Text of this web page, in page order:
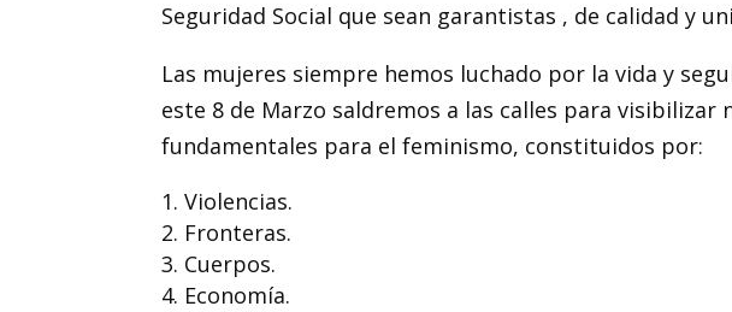
Seguridad Social que sean garantistas , de calidad y
Las mujeres siempre hemos luchado por la vida y
este 8 de Marzo saldremos a las calles para visibilizar
fundamentales para el feminismo, constituidos por:
Violencias.
Fronteras.
Cuerpos.
Economía.